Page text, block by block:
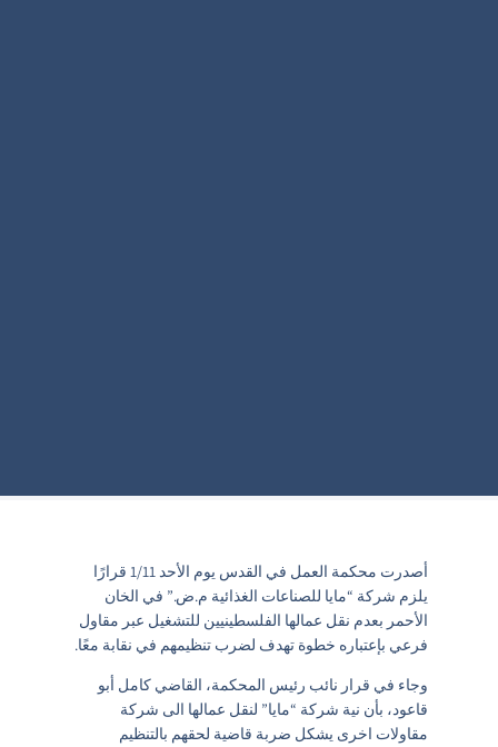
أصدرت محكمة العمل في القدس يوم الأحد 1/11 قرارًا
يلزم شركة “مايا للصناعات الغذائية م.ض.” في الخان
الأحمر بعدم نقل عمالها الفلسطينيين للتشغيل عبر مقاول
فرعي بإعتباره خطوة تهدف لضرب تنظيمهم في نقابة معًا.
وجاء في قرار نائب رئيس المحكمة، القاضي كامل أبو
قاعود، بأن نية شركة “مايا” لنقل عمالها الى شركة
مقاولات اخرى يشكل ضربة قاضية لحقهم بالتنظيم